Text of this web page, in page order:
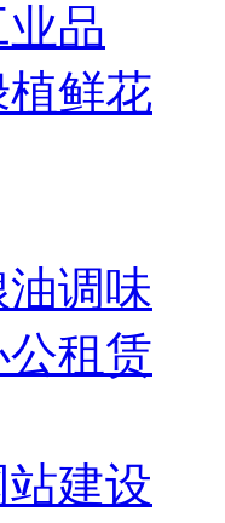
品
植鲜花
调味
租赁
建设